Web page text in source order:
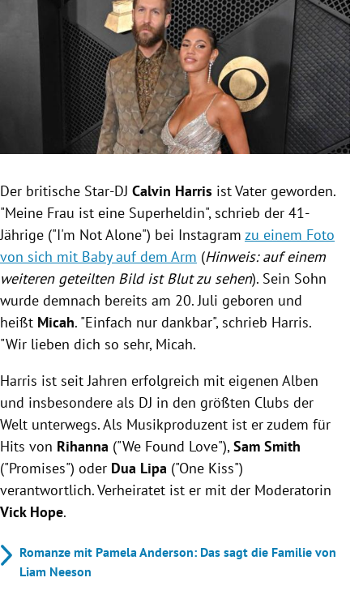
Untermenü
Untermenü
Untermenü
Untermenü
Untermenü
Der britische Star-DJ Calvin Harris ist Vater geworden.
"Meine Frau ist eine Superheldin", schrieb der 41-
Jährige ("I'm Not Alone") bei Instagram zu einem Foto
von sich mit Baby auf dem Arm (Hinweis: auf einem
weiteren geteilten Bild ist Blut zu sehen). Sein Sohn
wurde demnach bereits am 20. Juli geboren und
heißt Micah. "Einfach nur dankbar", schrieb Harris.
"Wir lieben dich so sehr, Micah.
Harris ist seit Jahren erfolgreich mit eigenen Alben
und insbesondere als DJ in den größten Clubs der
Welt unterwegs. Als Musikproduzent ist er zudem für
Hits von Rihanna ("We Found Love"),Sam Smith
("Promises") oder Dua Lipa ("One Kiss")
verantwortlich. Verheiratet ist er mit der Moderatorin
Vick Hope.
Romanze mit Pamela Anderson: Das sagt die Familie von
Liam Neeson